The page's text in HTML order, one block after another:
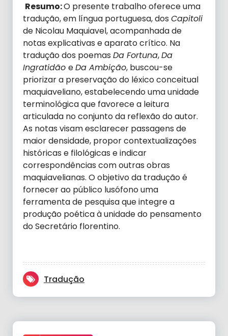
Resumo:O presente trabalho oferece uma
tradução, em língua portuguesa, dos Capitoli
de Nicolau Maquiavel, acompanhada de
notas explicativas e aparato crítico. Na
tradução dos poemas Da Fortuna,Da
Ingratidão eDa Ambição, buscou-se
priorizar a preservação do léxico conceitual
maquiaveliano, estabelecendo uma unidade
terminológica que favorece a leitura
articulada no conjunto da reflexão do autor.
As notas visam esclarecer passagens de
maior densidade, propor contextualizações
históricas e filológicas e indicar
correspondências com outras obras
maquiavelianas. O objetivo da tradução é
fornecer ao público lusófono uma
ferramenta de pesquisa que integre a
produção poética à unidade do pensamento
do Secretário florentino.
Tradução